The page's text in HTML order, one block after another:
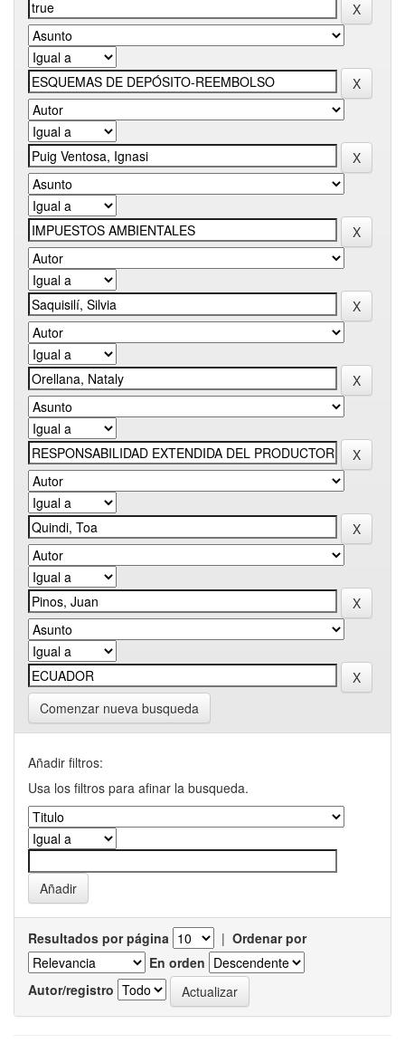
Comenzar nueva busqueda
Añadir filtros:
Usa los filtros para afinar la busqueda.
Resultados por página | Ordenar por
En orden
Autor/registro